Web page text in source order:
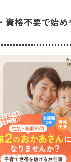
資格不要で始